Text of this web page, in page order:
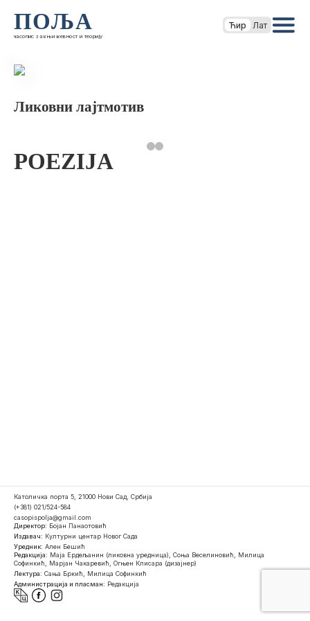
ПОЉА
часопис за књижевност и теорију
Ћир Лат
Ликовни лајтмотив
POEZIJA
Католичка порта 5, 21000 Нови Сад, Србија
(+381) 021/524-584
casopispolja@gmail.com
Директор: Бојан Панаотовић
Издавач: Културни центар Новог Сада
Уредник: Ален Бешић
Редакција: Маја Ердељанин (ликовна уредница), Соња Веселиновић, Милица
Софинкић, Марјан Чакаревић, Огњен Клисара (дизајнер)
Лектура: Сања Бркић, Милица Софинкић
Администрација и пласман: Редакција